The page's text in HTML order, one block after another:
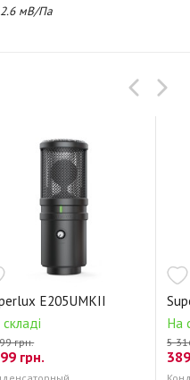
мВ/Па
E205UMKII
грн.
грн.
На
5